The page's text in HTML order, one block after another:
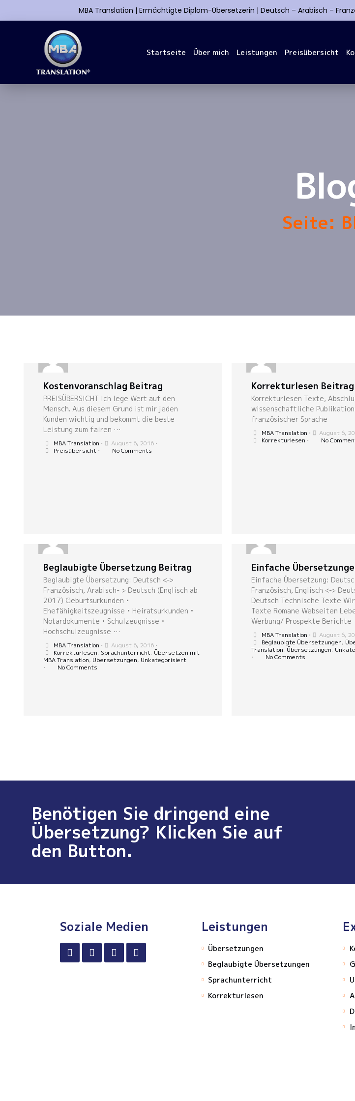
MBA Translation | Ermächtigte Diplom-Übersetzerin | Deutsch – Arabisch –
Startseite Über mich Leistungen​ Preisübersicht
Seite:
Kostenvoranschlag Beitrag
PREISÜBERSICHT Ich lege Wert auf den
Mensch. Aus diesem Grund ist mir jeden
Kunden wichtig und bekommt die beste
Leistung zum fairen …
MBA Translation • August 6, 2016 •
Preisübersicht • No Comments
Korrekturlesen Beitrag
Korrekturlesen Texte,
wissenschaftliche
französischer Sprache
MBA Translation • August 6,
Korrekturlesen • No
Beglaubigte Übersetzung Beitrag
Beglaubigte Übersetzung: Deutsch <->
Französisch, Arabisch- > Deutsch (Englisch ab
2017) Geburtsurkunden •
Ehefähigkeitszeugnisse • Heiratsurkunden •
Notardokumente • Schulzeugnisse •
Hochschulzeugnisse …
MBA Translation • August 6, 2016 •
Korrekturlesen, Sprachunterricht, Übersetzen mit
MBA Translation, Übersetzungen, Unkategorisiert
•
No Comments
Einfache
Einfache Übersetzung:
Französisch, Englisch <->
Deutsch Technische Texte
Texte Romane Webseiten
Werbung/ Prospekte Berichte
MBA Translation • August 6,
Beglaubigte Übersetzungen,
Translation, Übersetzungen,
•
No Comments
Benötigen Sie dringend eine
Übersetzung? Klicken Sie auf
den Button.
Soziale Medien Leistungen
Übersetzungen
Beglaubigte Übersetzungen
Sprachunterricht
Korrekturlesen